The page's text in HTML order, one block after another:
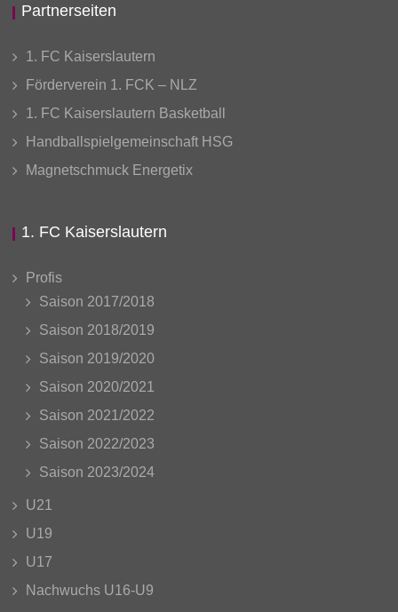
Partnerseiten
1. FC Kaiserslautern
Förderverein 1. FCK – NLZ
1. FC Kaiserslautern Basketball
Handballspielgemeinschaft HSG
Magnetschmuck Energetix
1. FC Kaiserslautern
Profis
Saison 2017/2018
Saison 2018/2019
Saison 2019/2020
Saison 2020/2021
Saison 2021/2022
Saison 2022/2023
Saison 2023/2024
U21
U19
U17
Nachwuchs U16-U9